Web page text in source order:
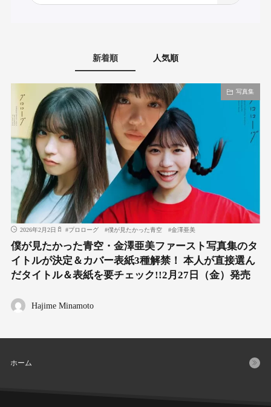
新着順 人気順
写真集
2026年2月2日 #プロローグ #僕が見たかった青空 #金澤亜美
僕が見たかった青空・金澤亜美ファースト写真集のタ
イトルが決定＆カバー表紙3種解禁！ 本人が直接選ん
だタイトル＆表紙を要チェック!!2月27日（金）発売
Hajime Minamoto
ホーム